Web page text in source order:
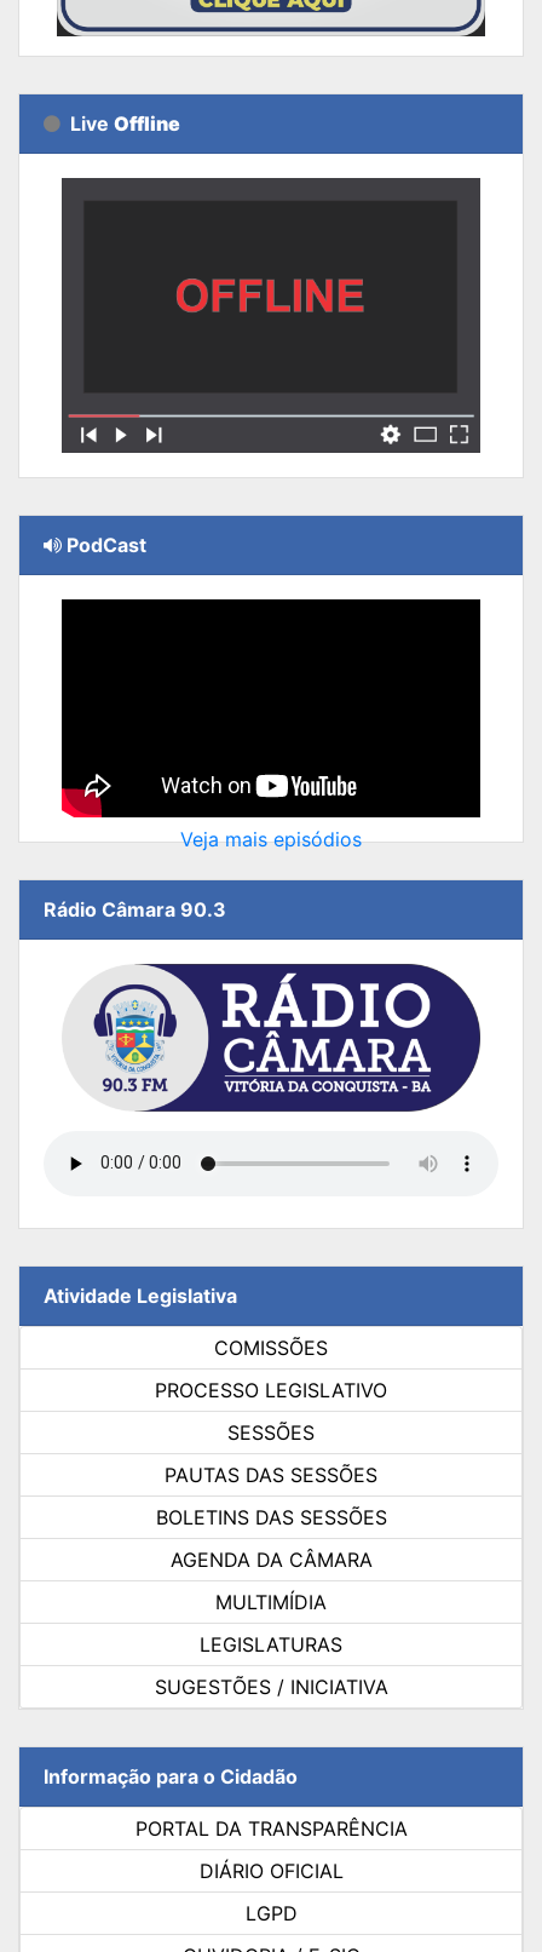
Live Offline
PodCast
Veja mais episódios
Rádio Câmara 90.3
Atividade Legislativa
COMISSÕES
PROCESSO LEGISLATIVO
SESSÕES
PAUTAS DAS SESSÕES
BOLETINS DAS SESSÕES
AGENDA DA CÂMARA
MULTIMÍDIA
LEGISLATURAS
SUGESTÕES / INICIATIVA
Informação para o Cidadão
PORTAL DA TRANSPARÊNCIA
DIÁRIO OFICIAL
LGPD